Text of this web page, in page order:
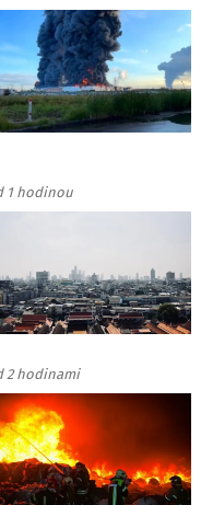
1 hodinou
2 hodinami